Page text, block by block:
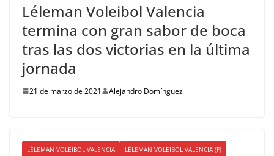
Léleman Voleibol Valencia
termina con gran sabor de boca
tras las dos victorias en la última
jornada
21 de marzo de 2021 Alejandro Domínguez
LÉLEMAN VOLEIBOL VALENCIA LÉLEMAN VOLEIBOL VALENCIA (F)